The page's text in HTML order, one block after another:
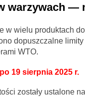
warzywach —
w wielu produktach
dopuszczalne
WTO.
19 sierpnia 2025 r.
zostały ustalone